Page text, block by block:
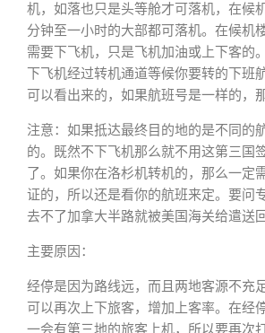
机，如落也只是头等舱才可落机，在候
分钟至一小时的大部都可落机。在候机
需要下飞机，只是飞机加油或上下客的
下飞机经过转机通道等候你要转的下班
可以看出来的，如果航班号是一样的，
注意：如果抵达最终目的地的是不同的
的。既然不下飞机那么就不用这第三国
了。如果你在洛杉机转机的，那么一定
证的，所以还是看你的航班来定。要问
去不了加拿大半路就被美国海关给遣送
主要原因：
经停是因为路线远，而且两地客源不充
可以再次上下旅客，增加上客率。在经
一会有第三地的旅客上机，所以要再次